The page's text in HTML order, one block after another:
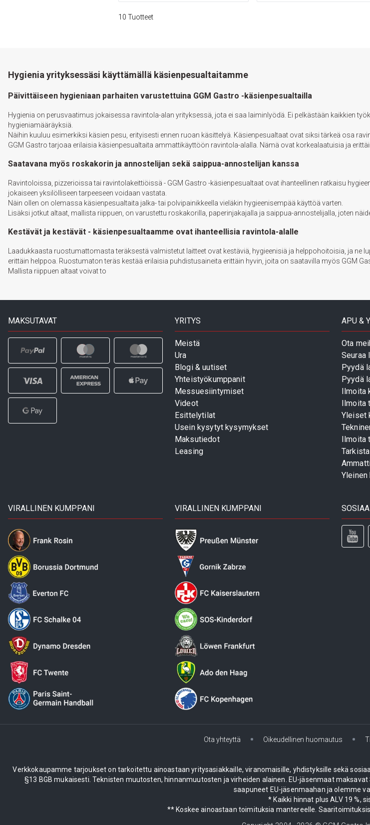
10 Tuotteet
Hygienia yrityksessäsi käyttämällä käsienpesualtaitamme
Päivittäiseen hygieniaan parhaiten varustettuina GGM Gastro -käsienpesualtailla
Hygienia on perusvaatimus jokaisessa ravintola-alan yrityksessä, jota ei saa laiminlyödä. Ei pelkästään kaikkien
hygieniamääräyksiä.
Näihin kuuluu esimerkiksi käsien pesu, erityisesti ennen ruoan käsittelyä. Käsienpesualtaat ovat siksi tärkeä osa
GGM Gastro tarjoaa erilaisia käsienpesualtaita ammattikäyttöön ravintola-alalla. Nämä ovat korkealaatuisia ja
Saatavana myös roskakorin ja annostelijan sekä saippua-annostelijan kanssa
Ravintoloissa, pizzerioissa tai ravintolakeittiöissä - GGM Gastro -käsienpesualtaat ovat ihanteellinen ratkaisu
jokaiseen yksilölliseen tarpeeseen voidaan vastata.
Näin ollen on olemassa käsienpesualtaita jalka- tai polvipainikkeella vieläkin hygieenisempää käyttöä varten.
Lisäksi jotkut altaat, mallista riippuen, on varustettu roskakorilla, paperinjakajalla ja saippua-annostelijalla, joten
Kestävät ja kestävät - käsienpesualtaamme ovat ihanteellisia ravintola-alalle
Laadukkaasta ruostumattomasta teräksestä valmistetut laitteet ovat kestäviä, hygieenisiä ja helppohoitoisia, ja
erittäin helppoa. Ruostumaton teräs kestää erilaisia puhdistusaineita erittäin hyvin, joita on saatavilla myös GGM
Mallista riippuen altaat voivat to
MAKSUTAVAT YRITYS
Meistä
Ura
Blogi & uutiset
Yhteistyökumppanit
Messuesiintymiset
Videot
Esittelytilat
Usein kysytyt kysymykset
Maksutiedot
Leasing
APU &
Ota
Seuraa
Pyydä
Pyydä
Ilmoita
Ilmoita
Yleiset
Ilmoita
VIRALLINEN KUMPPANI VIRALLINEN KUMPPANI
Ota yhteyttä Oikeudellinen huomautus
Verkkokaupamme tarjoukset on tarkoitettu ainoastaan yritysasiakkaille, viranomaisille, yhdistyksille sekä
§13 BGB mukaisesti. Teknisten muutosten, hinnanmuutosten ja virheiden alainen. EU-jäsenmaat
saapuneet EU-jäsenmaahan ja olemme
* Kaikki hinnat plus ALV 19 %,
** Koskee ainoastaan toimituksia mantereelle.